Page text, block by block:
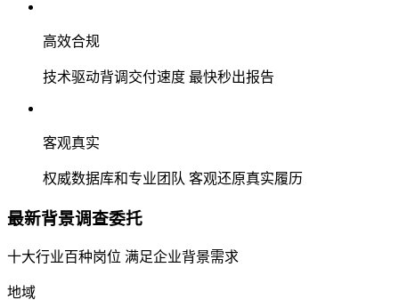
高效合规
技术驱动背调交付速度 最快秒出报告
客观真实
权威数据库和专业团队 客观还原真实履历
最新背景调查委托
十大行业百种岗位 满足企业背景需求
地域